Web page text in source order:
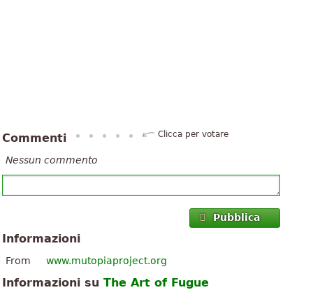
Commenti Clicca per votare
Nessun commento
Pubblica
Informazioni
From www.mutopiaproject.org
Informazioni su The Art of Fugue